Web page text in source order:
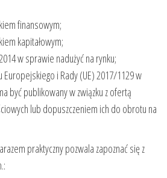
finansowym;
kapitałowym;
w sprawie nadużyć na rynku;
i Rady (UE) 2017/1129 w
być publikowany w związku z ofertą
lub dopuszczeniem ich do obrotu na
praktyczny pozwala zapoznać się z